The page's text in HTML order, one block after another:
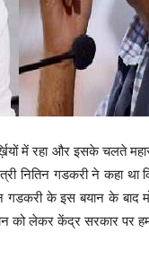
में रहा और इसके चलते
गडकरी ने कहा था
के इस बयान के बाद
को लेकर केंद्र सरकार पर